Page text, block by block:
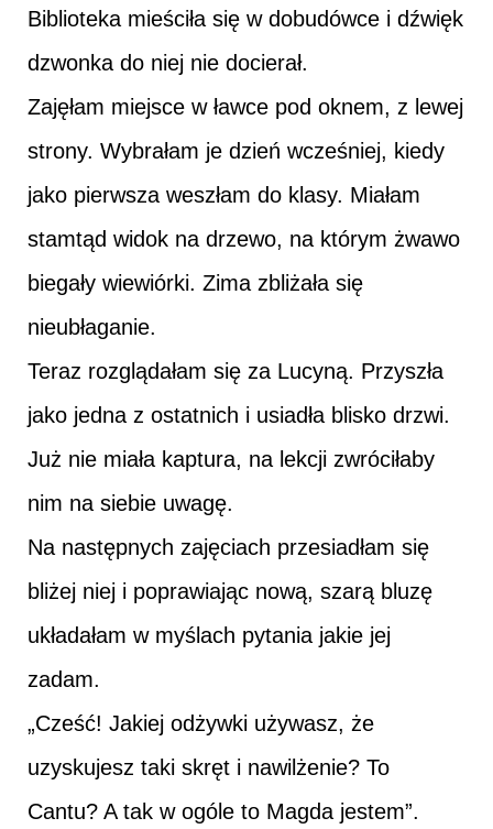
Biblioteka mieściła się w dobudówce i dźwięk
dzwonka do niej nie docierał.
Zajęłam miejsce w ławce pod oknem, z lewej
strony. Wybrałam je dzień wcześniej, kiedy
jako pierwsza weszłam do klasy. Miałam
stamtąd widok na drzewo, na którym żwawo
biegały wiewiórki. Zima zbliżała się
nieubłaganie.
Teraz rozglądałam się za Lucyną. Przyszła
jako jedna z ostatnich i usiadła blisko drzwi.
Już nie miała kaptura, na lekcji zwróciłaby
nim na siebie uwagę.
Na następnych zajęciach przesiadłam się
bliżej niej i poprawiając nową, szarą bluzę
układałam w myślach pytania jakie jej
zadam.
„Cześć! Jakiej odżywki używasz, że
uzyskujesz taki skręt i nawilżenie? To
Cantu? A tak w ogóle to Magda jestem”.